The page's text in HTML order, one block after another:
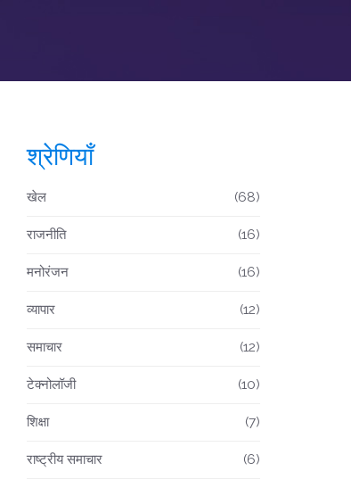
श्रेणियाँ
खेल (68)
राजनीति (16)
मनोरंजन (16)
व्यापार (12)
समाचार (12)
टेक्नोलॉजी (10)
शिक्षा (7)
राष्ट्रीय समाचार (6)